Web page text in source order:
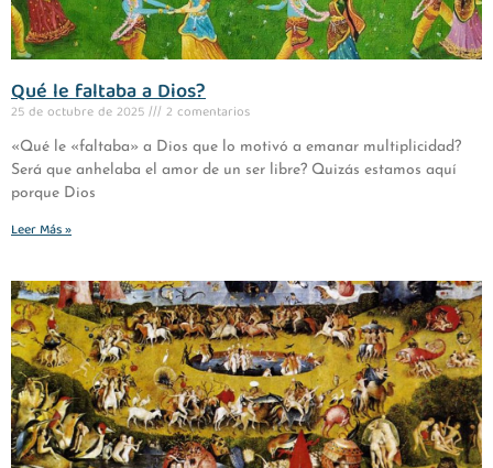
Qué le faltaba a Dios?
25 de octubre de 2025 2 comentarios
«Qué le «faltaba» a Dios que lo motivó a emanar multiplicidad?
Será que anhelaba el amor de un ser libre? Quizás estamos aquí
porque Dios
Leer Más »